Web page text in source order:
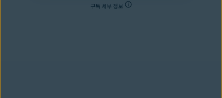
구독 세부 정보